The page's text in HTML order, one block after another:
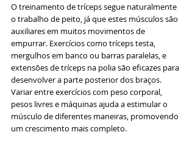
O treinamento de tríceps segue naturalmente
o trabalho de peito, já que estes músculos são
auxiliares em muitos movimentos de
empurrar. Exercícios como tríceps testa,
mergulhos em banco ou barras paralelas, e
extensões de tríceps na polia são eficazes para
desenvolver a parte posterior dos braços.
Variar entre exercícios com peso corporal,
pesos livres e máquinas ajuda a estimular o
músculo de diferentes maneiras, promovendo
um crescimento mais completo.